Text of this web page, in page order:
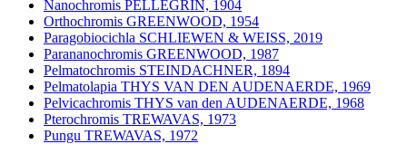
Nanochromis PELLEGRIN, 1904
Orthochromis GREENWOOD, 1954
Paragobiocichla SCHLIEWEN & WEISS, 2019
Parananochromis GREENWOOD, 1987
Pelmatochromis STEINDACHNER, 1894
Pelmatolapia THYS VAN DEN AUDENAERDE, 1969
Pelvicachromis THYS van den AUDENAERDE, 1968
Pterochromis TREWAVAS, 1973
Pungu TREWAVAS, 1972